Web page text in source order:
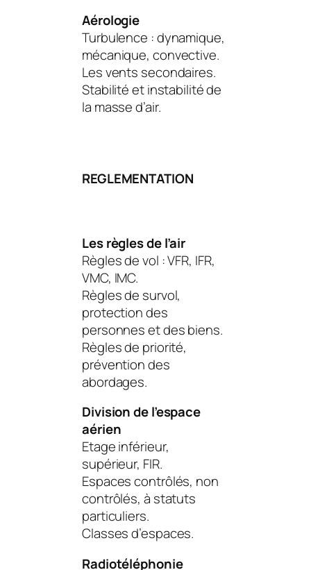
Aérologie
Turbulence : dynamique,
mécanique, convective.
Les vents secondaires.
Stabilité et instabilité de
la masse d’air.
REGLEMENTATION
Les règles de l’air
Règles de vol : VFR, IFR,
VMC, IMC.
Règles de survol,
protection des
personnes et des biens.
Règles de priorité,
prévention des
abordages.
Division de l’espace
aérien
Etage inférieur,
supérieur, FIR.
Espaces contrôlés, non
contrôlés, à statuts
particuliers.
Classes d’espaces.
Radiotéléphonie